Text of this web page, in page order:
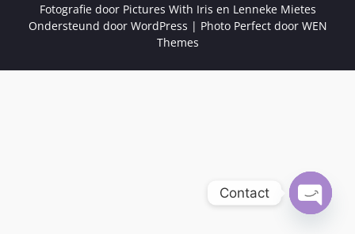
Fotografie door Pictures With Iris en Lenneke Mietes
Ondersteund door WordPress | Photo Perfect door WEN
Themes
Contact